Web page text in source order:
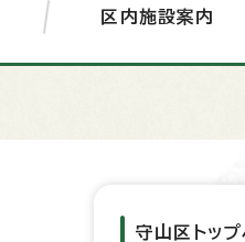
区内施設案内
守山区トッ